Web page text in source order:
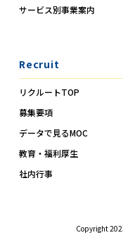
サービス別事業案内
Recruit
リクルートTOP
募集要項
データで見るMOC
教育・福利厚生
社内行事
Copyright